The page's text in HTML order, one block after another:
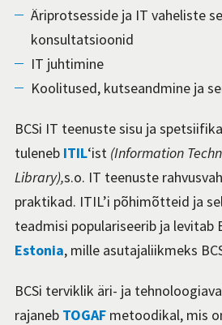
Äriprotsesside ja IT vaheliste
konsultatsioonid
IT juhtimine
Koolitused, kutseandmine ja
BCSi IT teenuste sisu ja
tuleneb ITIL‘ist (Information
Library),s.o. IT teenuste
praktikad. ITIL’i põhimõtteid ja
teadmisi populariseerib ja levitab
Estonia, mille asutajaliikmeks
BCSi terviklik äri- ja
rajaneb TOGAF metoodikal, mis